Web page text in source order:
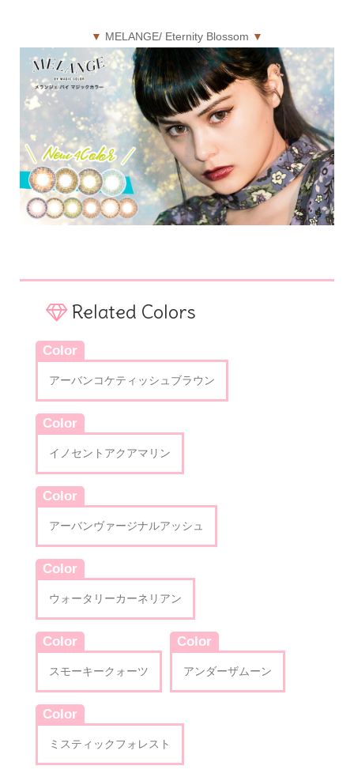
▼ MELANGE/ Eternity Blossom ▼
Related Colors
Color
アーバンコケティッシュブラウン
Color
イノセントアクアマリン
Color
アーバンヴァージナルアッシュ
Color
ウォータリーカーネリアン
Color
スモーキークォーツ
Color
アンダーザムーン
Color
ミスティックフォレスト